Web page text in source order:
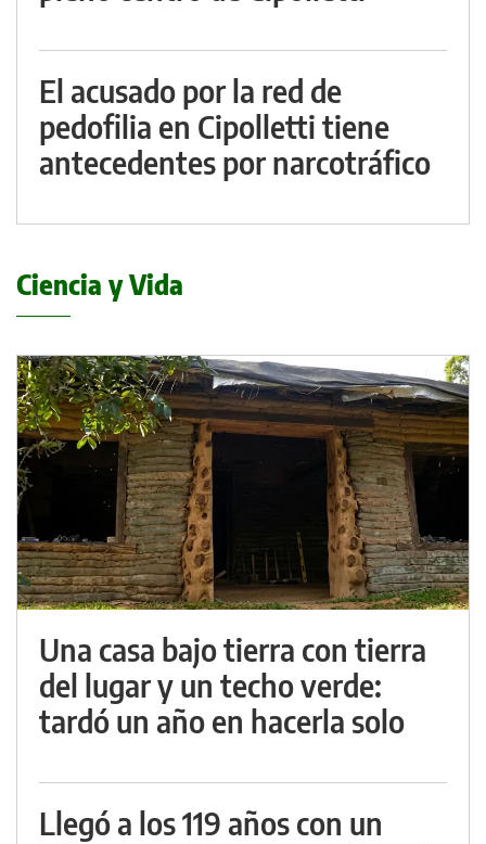
El acusado por la red de
pedofilia en Cipolletti tiene
antecedentes por narcotráfico
Ciencia y Vida
Una casa bajo tierra con tierra
del lugar y un techo verde:
tardó un año en hacerla solo
Llegó a los 119 años con un